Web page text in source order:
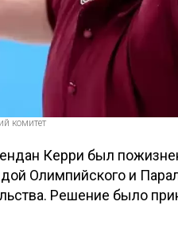
комитет
Керри был
Олимпийского и
Решение было